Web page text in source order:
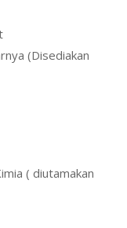
(Disediakan
( diutamakan